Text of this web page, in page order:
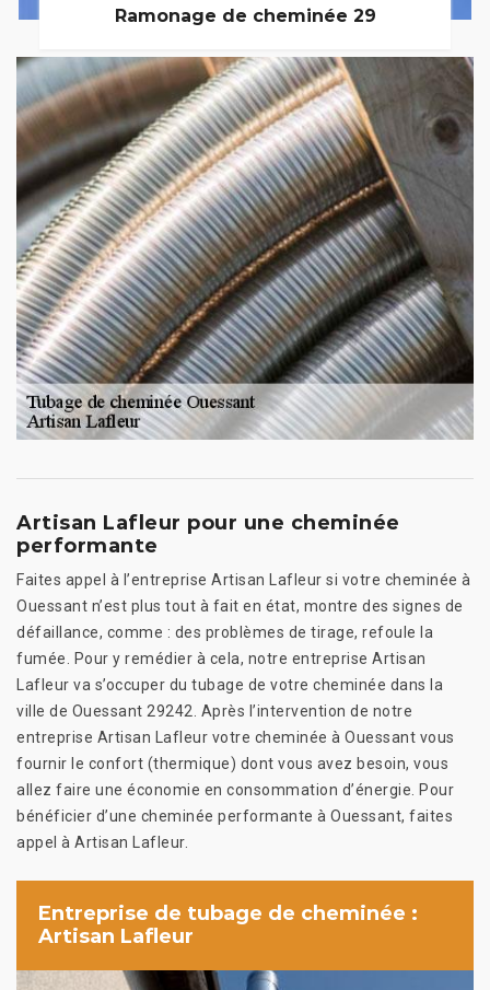
Ramonage de cheminée 29
Artisan Lafleur pour une cheminée
performante
Faites appel à l’entreprise Artisan Lafleur si votre cheminée à
Ouessant n’est plus tout à fait en état, montre des signes de
défaillance, comme : des problèmes de tirage, refoule la
fumée. Pour y remédier à cela, notre entreprise Artisan
Lafleur va s’occuper du tubage de votre cheminée dans la
ville de Ouessant 29242. Après l’intervention de notre
entreprise Artisan Lafleur votre cheminée à Ouessant vous
fournir le confort (thermique) dont vous avez besoin, vous
allez faire une économie en consommation d’énergie. Pour
bénéficier d’une cheminée performante à Ouessant, faites
appel à Artisan Lafleur.
Entreprise de tubage de cheminée :
Artisan Lafleur